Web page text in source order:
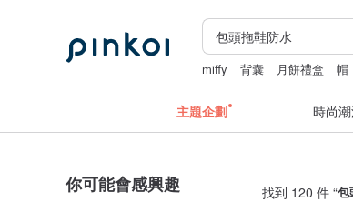
miffy 背囊 月餅禮盒 帽
主題企劃 時尚
你可能會感興趣 找到 120 件 “包